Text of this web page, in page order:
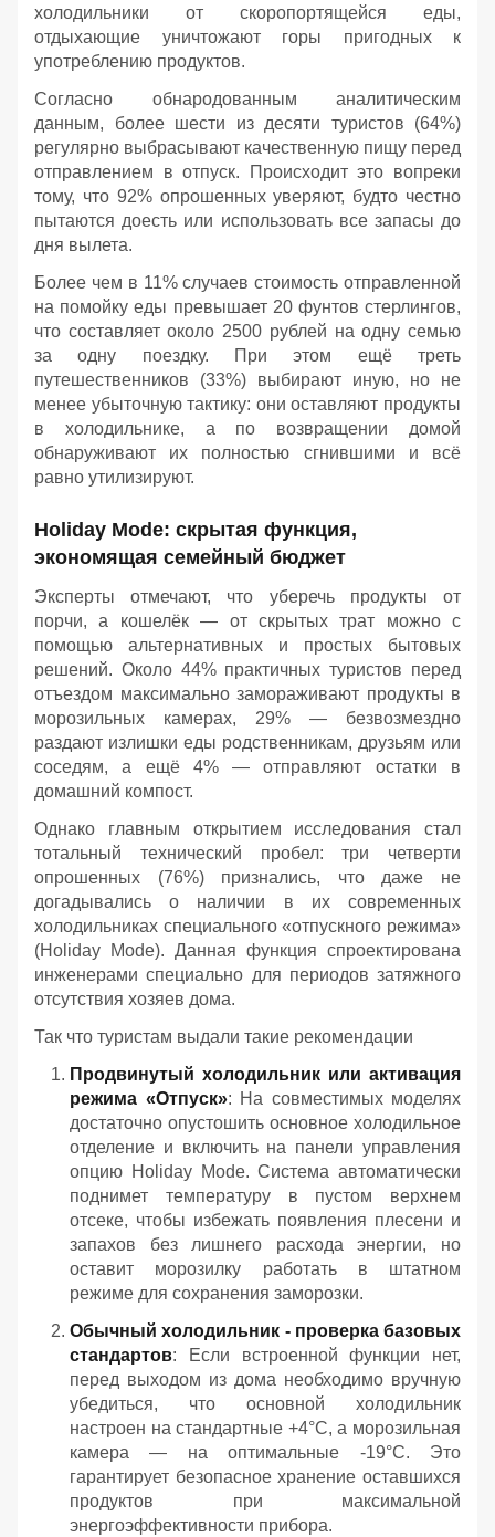
холодильники от скоропортящейся еды,
отдыхающие уничтожают горы пригодных к
употреблению продуктов.
Согласно обнародованным аналитическим
данным, более шести из десяти туристов (64%)
регулярно выбрасывают качественную пищу перед
отправлением в отпуск. Происходит это вопреки
тому, что 92% опрошенных уверяют, будто честно
пытаются доесть или использовать все запасы до
дня вылета.
Более чем в 11% случаев стоимость отправленной
на помойку еды превышает 20 фунтов стерлингов,
что составляет около 2500 рублей на одну семью
за одну поездку. При этом ещё треть
путешественников (33%) выбирают иную, но не
менее убыточную тактику: они оставляют продукты
в холодильнике, а по возвращении домой
обнаруживают их полностью сгнившими и всё
равно утилизируют.
Holiday Mode: скрытая функция,
экономящая семейный бюджет
Эксперты отмечают, что уберечь продукты от
порчи, а кошелёк — от скрытых трат можно с
помощью альтернативных и простых бытовых
решений. Около 44% практичных туристов перед
отъездом максимально замораживают продукты в
морозильных камерах, 29% — безвозмездно
раздают излишки еды родственникам, друзьям или
соседям, а ещё 4% — отправляют остатки в
домашний компост.
Однако главным открытием исследования стал
тотальный технический пробел: три четверти
опрошенных (76%) признались, что даже не
догадывались о наличии в их современных
холодильниках специального «отпускного режима»
(Holiday Mode). Данная функция спроектирована
инженерами специально для периодов затяжного
отсутствия хозяев дома.
Так что туристам выдали такие рекомендации
Продвинутый холодильник или активация
режима «Отпуск»: На совместимых моделях
достаточно опустошить основное холодильное
отделение и включить на панели управления
опцию Holiday Mode. Система автоматически
поднимет температуру в пустом верхнем
отсеке, чтобы избежать появления плесени и
запахов без лишнего расхода энергии, но
оставит морозилку работать в штатном
режиме для сохранения заморозки.
Обычный холодильник - проверка базовых
стандартов: Если встроенной функции нет,
перед выходом из дома необходимо вручную
убедиться, что основной холодильник
настроен на стандартные +4°C, а морозильная
камера — на оптимальные -19°C. Это
гарантирует безопасное хранение оставшихся
продуктов при максимальной
энергоэффективности прибора.